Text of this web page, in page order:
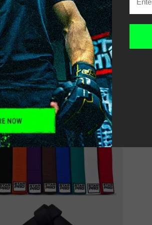
-
SORTRECOMMENDED
17% OFF